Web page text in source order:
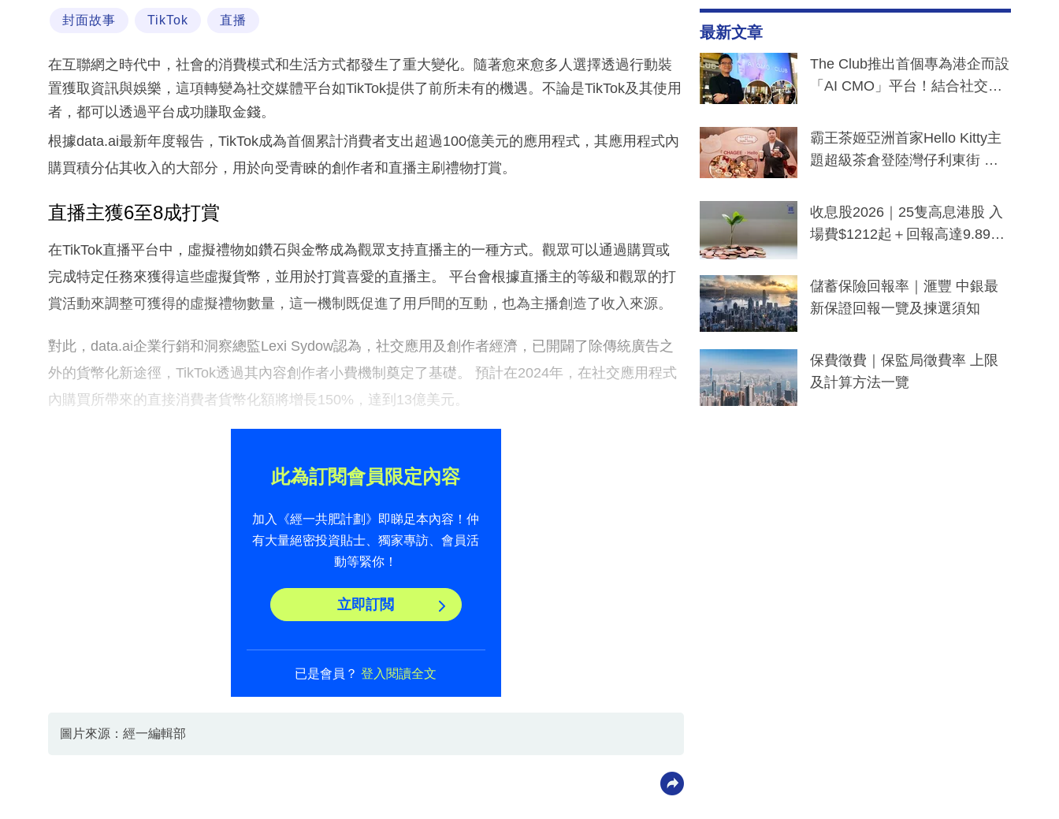
封面故事 TikTok 直播
在互聯網之時代中，社會的消費模式和生活方式都發生了重大變化。隨著愈來愈多人選擇透過行動裝
置獲取資訊與娛樂，這項轉變為社交媒體平台如TikTok提供了前所未有的機遇。不論是TikTok及其使用
者，都可以透過平台成功賺取金錢。
根據data.ai最新年度報告，TikTok成為首個累計消費者支出超過100億美元的應用程式，其應用程式內
購買積分佔其收入的大部分，用於向受青睞的創作者和直播主刷禮物打賞。
直播主獲6至8成打賞
在TikTok直播平台中，虛擬禮物如鑽石與金幣成為觀眾支持直播主的一種方式。觀眾可以通過購買或
完成特定任務來獲得這些虛擬貨幣，並用於打賞喜愛的直播主。 平台會根據直播主的等級和觀眾的打
賞活動來調整可獲得的虛擬禮物數量，這一機制既促進了用戶間的互動，也為主播創造了收入來源。
對此，data.ai企業行銷和洞察總監Lexi Sydow認為，社交應用及創作者經濟，已開闢了除傳統廣告之
外的貨幣化新途徑，TikTok透過其內容創作者小費機制奠定了基礎。 預計在2024年，在社交應用程式
內購買所帶來的直接消費者貨幣化額將增長150%，達到13億美元。
此為訂閱會員限定內容
加入《經一共肥計劃》即睇足本內容！仲
有大量絕密投資貼士、獨家專訪、會員活
動等緊你！
立即訂閲
已是會員？登入閱讀全文
圖片來源：經一編輯部
最新文章
The Club推出首個專為港企而設
「AI CMO」平台！結合社交聆
分鐘生成「貼地」宣傳短片
霸王茶姬亞洲首家Hello Kitty主
題超級茶倉登陸灣仔利東街 推
y及香港限定特調系列
收息股2026｜25隻高息港股 入
場費$1212起＋回報高達9.89
儲蓄保險回報率｜滙豐 中銀最
新保證回報一覽及揀選須知
保費徵費｜保監局徵費率 上限
及計算方法一覽